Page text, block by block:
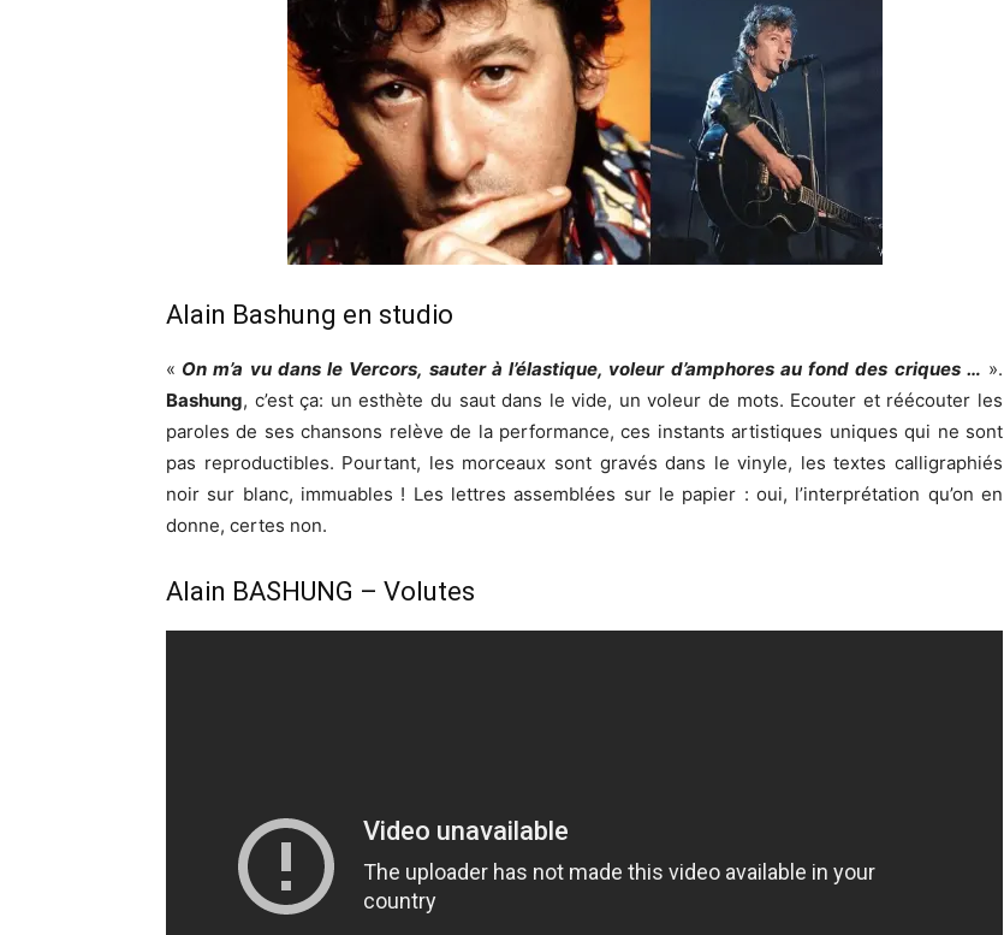
Alain Bashung en studio
« On m’a vu dans le Vercors, sauter à l’élastique, voleur d’amphores au fond des criques … ».
Bashung, c’est ça: un esthète du saut dans le vide, un voleur de mots. Ecouter et réécouter les
paroles de ses chansons relève de la performance, ces instants artistiques uniques qui ne sont
pas reproductibles. Pourtant, les morceaux sont gravés dans le vinyle, les textes calligraphiés
noir sur blanc, immuables ! Les lettres assemblées sur le papier : oui, l’interprétation qu’on en
donne, certes non.
Alain BASHUNG – Volutes